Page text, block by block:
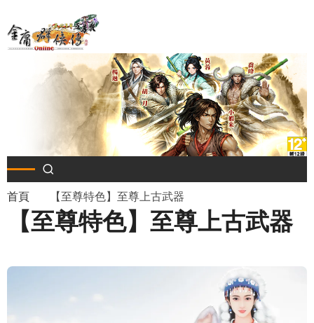
至
導
航
首頁 【至尊特色】至尊上古武器
【至尊特色】至尊上古武器